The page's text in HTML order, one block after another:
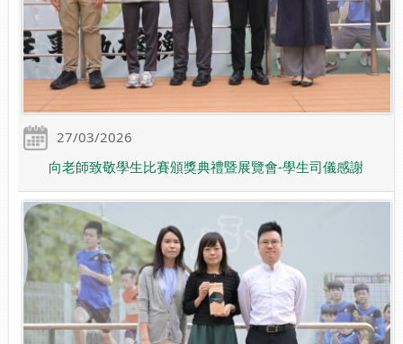
27/03/2026
向老師致敬學生比賽頒獎典禮暨展覽會-學生司儀感謝